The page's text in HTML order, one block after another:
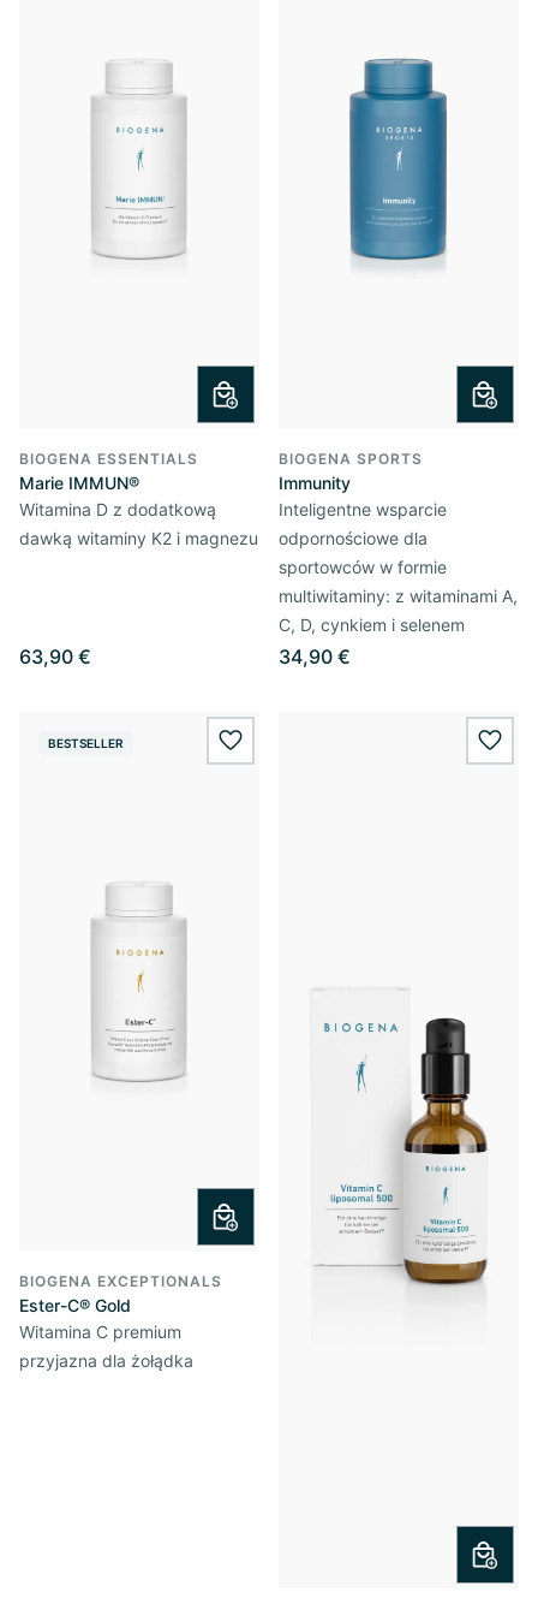
BIOGENA ESSENTIALS
Marie IMMUN®
Witamina D z dodatkową
dawką witaminy K2 i magnezu
63,90 €
BIOGENA SPORTS
Immunity
Inteligentne wsparcie
odpornościowe dla
sportowców w formie
multiwitaminy: z witaminami A,
C, D, cynkiem i selenem
34,90 €
BESTSELLER wishlist.add
BIOGENA EXCEPTIONALS
Ester-C® Gold
Witamina C premium
przyjazna dla żołądka